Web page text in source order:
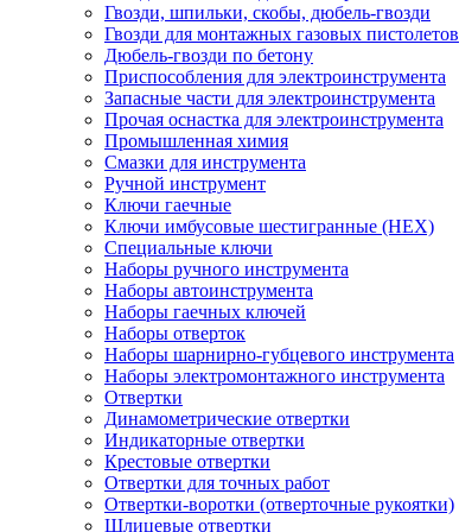
Гвозди, шпильки, скобы, дюбель-гвозди
Гвозди для монтажных газовых пистолетов
Дюбель-гвозди по бетону
Приспособления для электроинструмента
Запасные части для электроинструмента
Прочая оснастка для электроинструмента
Промышленная химия
Смазки для инструмента
Ручной инструмент
Ключи гаечные
Ключи имбусовые шестигранные (HEX)
Специальные ключи
Наборы ручного инструмента
Наборы автоинструмента
Наборы гаечных ключей
Наборы отверток
Наборы шарнирно-губцевого инструмента
Наборы электромонтажного инструмента
Отвертки
Динамометрические отвертки
Индикаторные отвертки
Крестовые отвертки
Отвертки для точных работ
Отвертки-воротки (отверточные рукоятки)
Шлицевые отвертки